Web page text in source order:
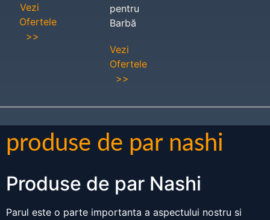
Vezi
Ofertele
>>
pentru
Barbă
Vezi
Ofertele
>>
produse de par nashi
Produse de par Nashi
Parul este o parte importanta a aspectului nostru si